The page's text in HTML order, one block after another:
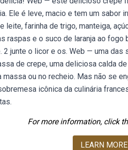
Ele é leve, macio e tem um
farinha de trigo, manteiga,
raspas e o suco de laranja ao
2 junte o licor e os. Web — uma
de crepe, uma deliciosa calda
massa ou no recheio. Mas não se
icônica da culinária
For more information, click
LEARN MORE